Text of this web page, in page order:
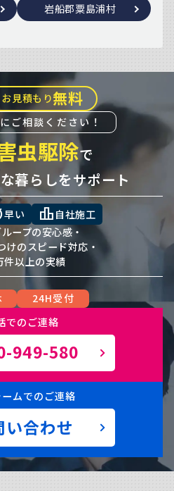
岩船郡粟島浦村
見積もり無料
ご相談ください！
虫駆除で
な暮らしをサポート
早い leaderboard 自社施工
ープの安心感・
けのスピード対応・
件以上の実績
24H受付
でのご連絡
949-580
ムでのご連絡
い合わせ